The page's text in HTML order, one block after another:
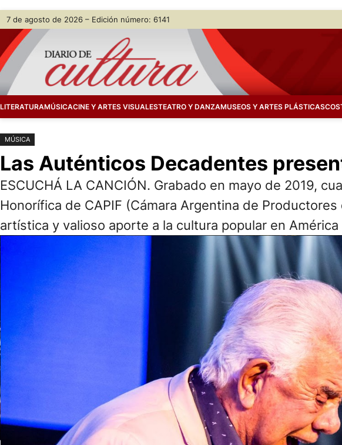
Saltar
contenido
Skip
content
7 de agosto de 2026 – Edición número: 6141
LITERATURAMÚSICACINE Y ARTES VISUALESTEATRO Y DANZAMUSEOS Y ARTES PLÁSTICAS
MÚSICA
Las Auténticos Decadentes
ESCUCHÁ LA CANCIÓN. Grabado en mayo de 2019,
Honorífica de CAPIF (Cámara Argentina de
artística y valioso aporte a la cultura popular en América